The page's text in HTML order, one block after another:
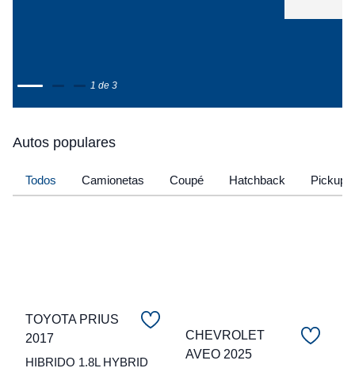
1 de 3
Autos populares
Todos Camionetas Coupé Hatchback Pickup
TOYOTA PRIUS
2017
HIBRIDO 1.8L HYBRID
CHEVROLET
AVEO 2025